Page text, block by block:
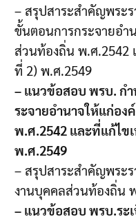
– สรุปสาระสำคัญพร
ขั้นตอนการกระจายอำ
ส่วนท้องถิ่น พ.ศ.2542
ที่ 2) พ.ศ.2549
– แนวข้อสอบ พรบ. ก
ระจายอำนาจให้แก่อ
พ.ศ.2542 และที่แก้ไข
พ.ศ.2549
– สรุปสาระสำคัญพระ
งานบุคคลส่วนท้องถิ่น
– แนวข้อสอบ พรบ.ระ